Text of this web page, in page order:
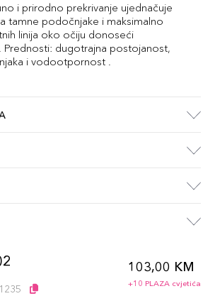
i prirodno prekrivanje ujednačuje
tamne podočnjake i maksimalno
linija oko očiju donoseći
Prednosti: dugotrajna postojanost,
i vodootpornost .
103,00 KM
+10 PLAZA cvjetića